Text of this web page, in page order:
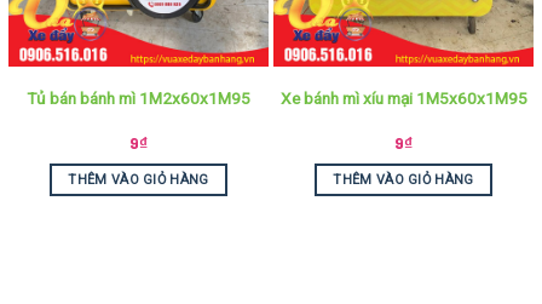
Tủ bán bánh mì 1M2x60x1M95
9₫
THÊM VÀO GIỎ HÀNG
Xe bánh mì xíu mại 1M5x60x1M95
9₫
THÊM VÀO GIỎ HÀNG